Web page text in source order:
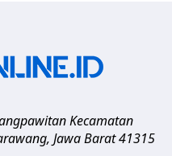
Kecamatan
, Jawa Barat 41315